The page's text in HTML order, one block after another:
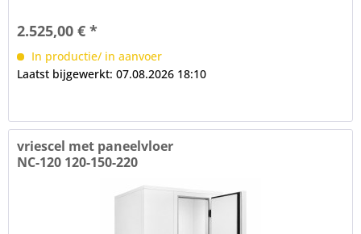
2.525,00 € *
In productie/ in aanvoer
Laatst bijgewerkt: 07.08.2026 18:10
vriescel met paneelvloer
NC-120 120-150-220